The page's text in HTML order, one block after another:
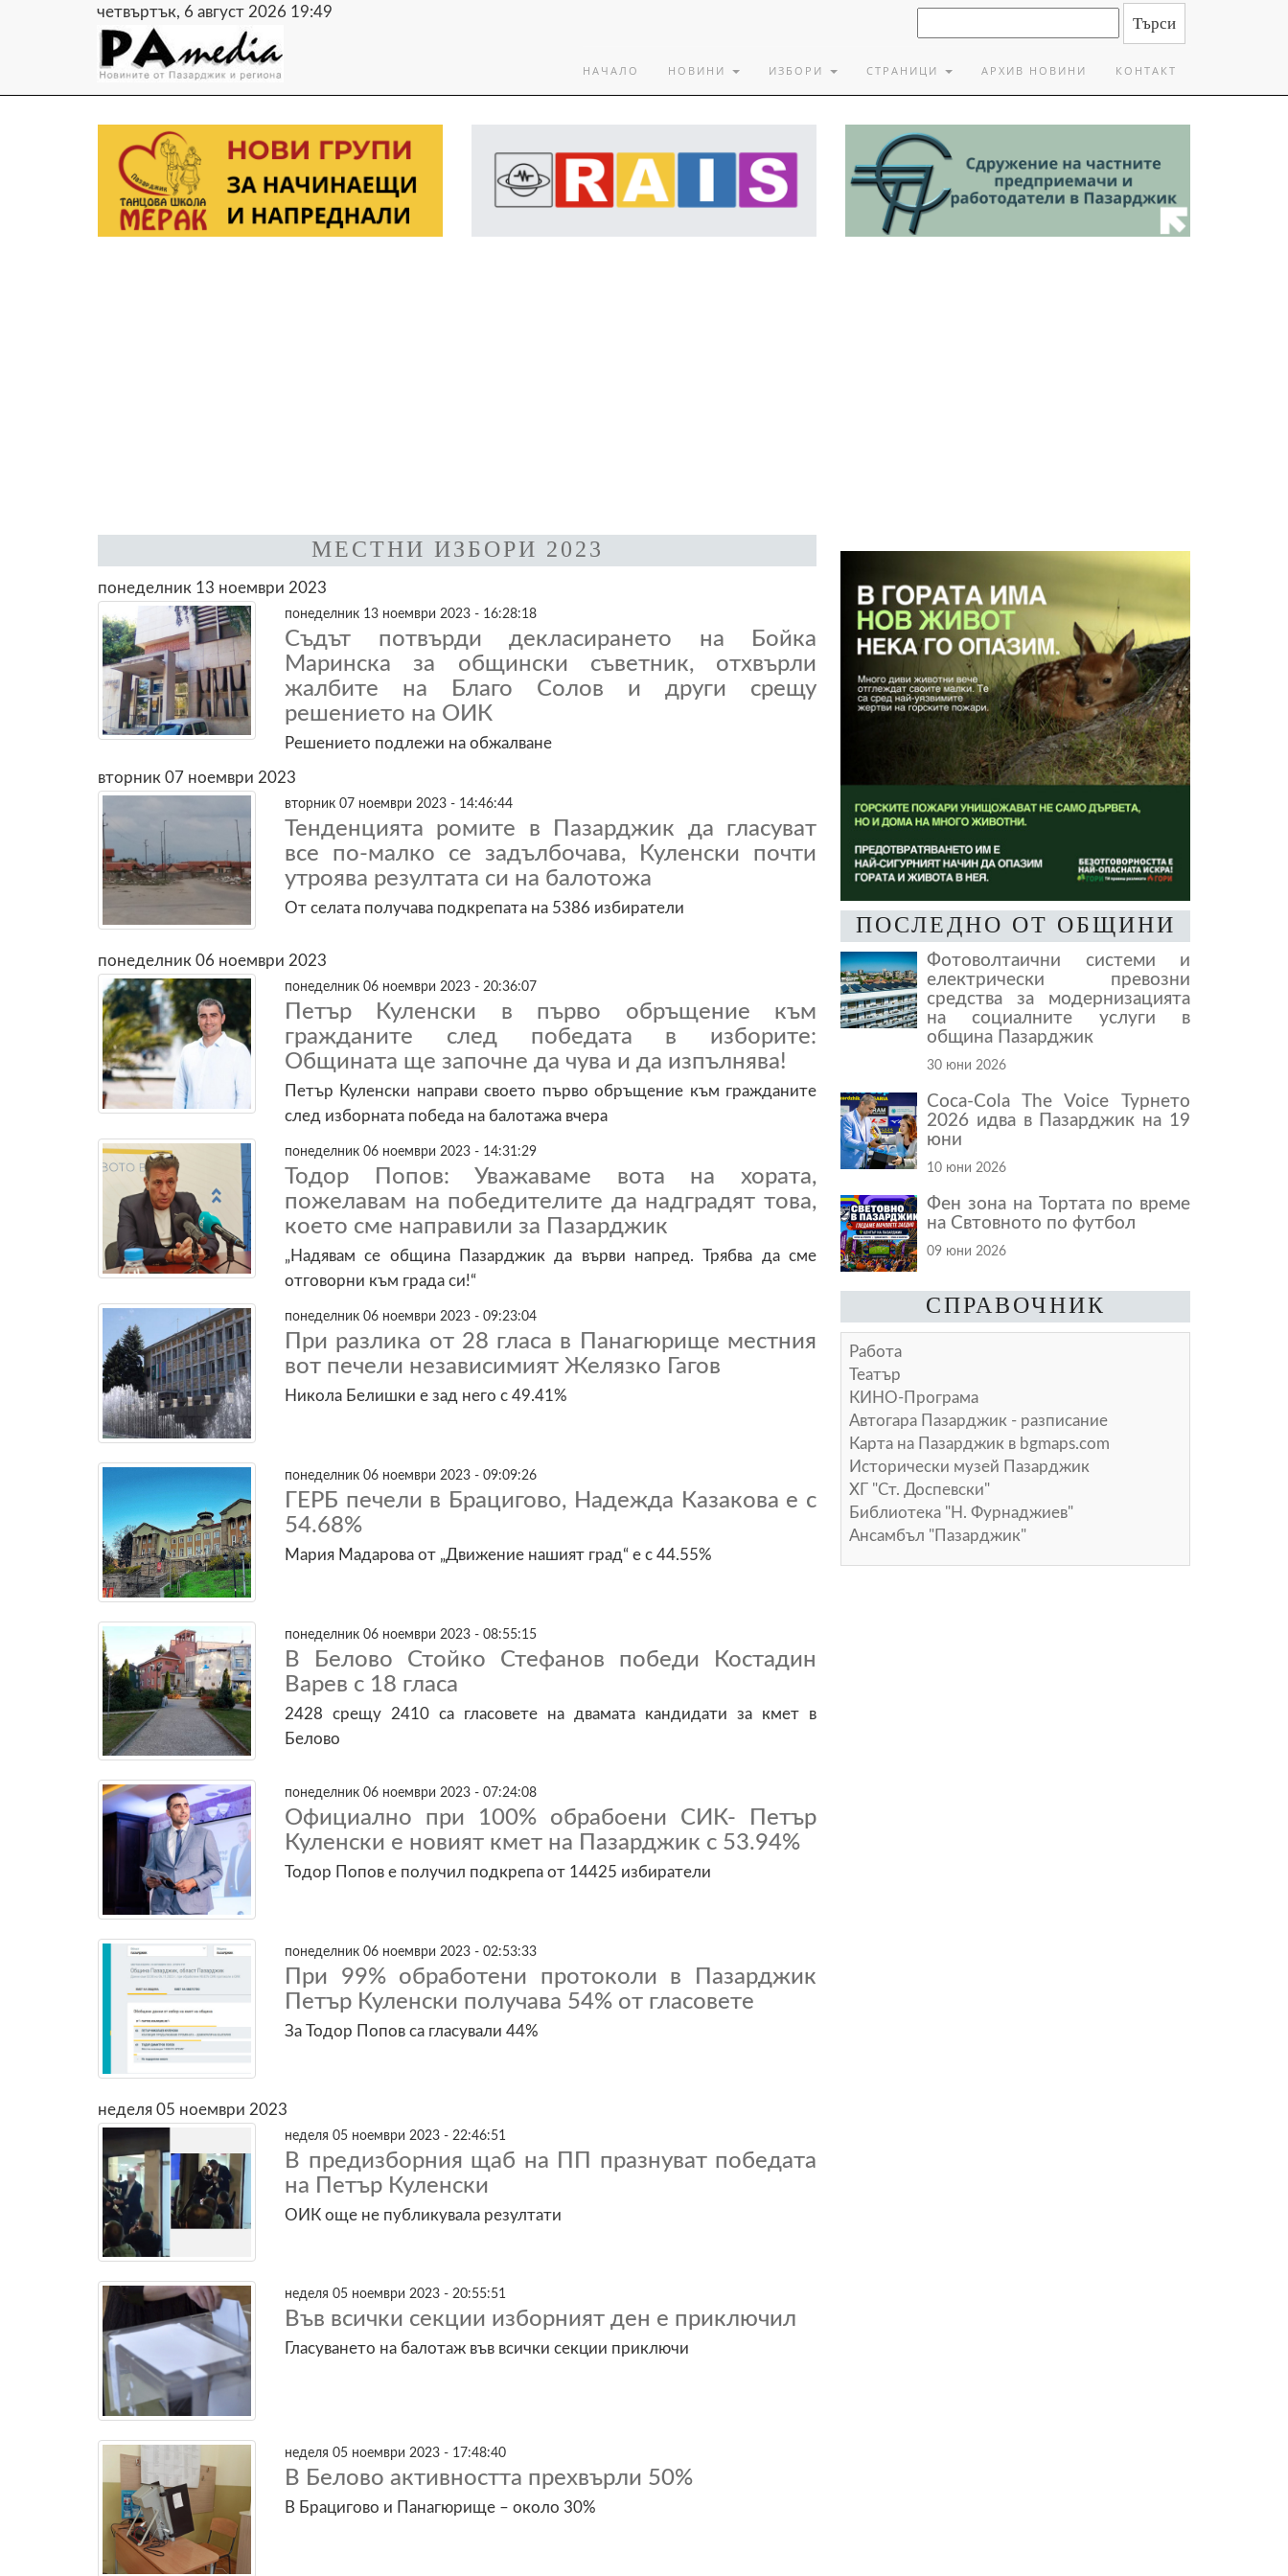
четвъртък, 6 август 2026 19:49
НАЧАЛО НОВИНИ ИЗБОРИ СТРАНИЦИ АРХИВ НОВИНИ КОНТАКТ
МЕСТНИ ИЗБОРИ 2023
понеделник 13 ноември 2023
понеделник 13 ноември 2023 - 16:28:18
Съдът потвърди декласирането на Бойка
Маринска за общински съветник, отхвърли
жалбите на Благо Солов и други срещу
решението на ОИК
Решението подлежи на обжалване
вторник 07 ноември 2023
вторник 07 ноември 2023 - 14:46:44
Тенденцията ромите в Пазарджик да гласуват
все по-малко се задълбочава, Куленски почти
утроява резултата си на балотожа
От селата получава подкрепата на 5386 избиратели
понеделник 06 ноември 2023
понеделник 06 ноември 2023 - 20:36:07
Петър Куленски в първо обръщение към
гражданите след победата в изборите:
Общината ще започне да чува и да изпълнява!
Петър Куленски направи своето първо обръщение към гражданите
след изборната победа на балотажа вчера
понеделник 06 ноември 2023 - 14:31:29
Тодор Попов: Уважаваме вота на хората,
пожелавам на победителите да надградят това,
което сме направили за Пазарджик
„Надявам се община Пазарджик да върви напред. Трябва да сме
отговорни към града си!“
понеделник 06 ноември 2023 - 09:23:04
При разлика от 28 гласа в Панагюрище местния
вот печели независимият Желязко Гагов
Никола Белишки е зад него с 49.41%
понеделник 06 ноември 2023 - 09:09:26
ГЕРБ печели в Брацигово, Надежда Казакова е с
54.68%
Мария Мадарова от „Движение нашият град“ е с 44.55%
понеделник 06 ноември 2023 - 08:55:15
В Белово Стойко Стефанов победи Костадин
Варев с 18 гласа
2428 срещу 2410 са гласовете на двамата кандидати за кмет в
Белово
понеделник 06 ноември 2023 - 07:24:08
Официално при 100% обрабоени СИК- Петър
Куленски е новият кмет на Пазарджик с 53.94%
Тодор Попов е получил подкрепа от 14425 избиратели
понеделник 06 ноември 2023 - 02:53:33
При 99% обработени протоколи в Пазарджик
Петър Куленски получава 54% от гласовете
За Тодор Попов са гласували 44%
неделя 05 ноември 2023
неделя 05 ноември 2023 - 22:46:51
В предизборния щаб на ПП празнуват победата
на Петър Куленски
ОИК още не публикувала резултати
неделя 05 ноември 2023 - 20:55:51
Във всички секции изборният ден е приключил
Гласуването на балотаж във всички секции приключи
неделя 05 ноември 2023 - 17:48:40
В Белово активността прехвърли 50%
В Брацигово и Панагюрище – около 30%
ПОСЛЕДНО ОТ ОБЩИНИ
Фотоволтаични системи и
електрически превозни
средства за модернизацията
на социалните услуги в
община Пазарджик
30 юни 2026
Coca-Cola The Voice Турнето
2026 идва в Пазарджик на 19
юни
10 юни 2026
Фен зона на Тортата по време
на Свтовното по футбол
09 юни 2026
СПРАВОЧНИК
Работа
Театър
КИНО-Програма
Автогара Пазарджик - разписание
Карта на Пазарджик в bgmaps.com
Исторически музей Пазарджик
ХГ "Ст. Доспевски"
Библиотека "Н. Фурнаджиев"
Ансамбъл "Пазарджик"